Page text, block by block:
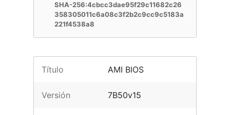
SHA-256:4cbcc3dae95f29c11682c26
358305011c6a08c3f2b2c9cc9c5183a
221f4538a8
Título AMI BIOS
Versión 7B50v15